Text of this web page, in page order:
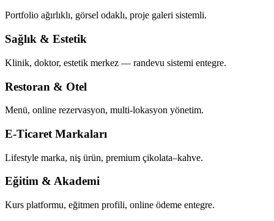
Portfolio ağırlıklı, görsel odaklı, proje galeri sistemli.
Sağlık & Estetik
Klinik, doktor, estetik merkez — randevu sistemi entegre.
Restoran & Otel
Menü, online rezervasyon, multi-lokasyon yönetim.
E-Ticaret Markaları
Lifestyle marka, niş ürün, premium çikolata–kahve.
Eğitim & Akademi
Kurs platformu, eğitmen profili, online ödeme entegre.